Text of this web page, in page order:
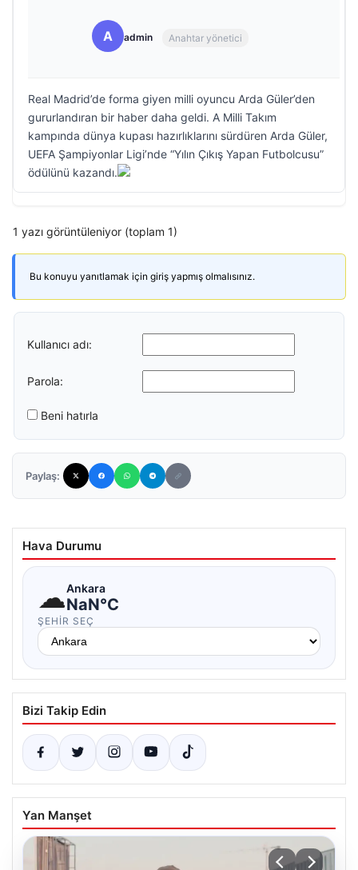
A admin Anahtar yönetici
Real Madrid’de forma giyen milli oyuncu Arda Güler’den
gururlandıran bir haber daha geldi. A Milli Takım
kampında dünya kupası hazırlıklarını sürdüren Arda Güler,
UEFA Şampiyonlar Ligi’nde “Yılın Çıkış Yapan Futbolcusu”
ödülünü kazandı.
1 yazı görüntüleniyor (toplam 1)
Bu konuyu yanıtlamak için giriş yapmış olmalısınız.
Kullanıcı adı:
Parola:
Beni hatırla
Paylaş:
Hava Durumu
☁Ankara
NaN°C
ŞEHIR SEÇ
Bizi Takip Edin
Yan Manşet